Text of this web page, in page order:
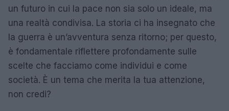
un futuro in cui la pace non sia solo un ideale, ma
una realtà condivisa. La storia ci ha insegnato che
la guerra è un’avventura senza ritorno; per questo,
è fondamentale riflettere profondamente sulle
scelte che facciamo come individui e come
società. È un tema che merita la tua attenzione,
non credi?